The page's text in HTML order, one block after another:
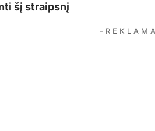
šį straipsnį
- R E K L A M